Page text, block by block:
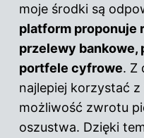
moje środki są
platform proponuje
przelewy bankowe,
portfele cyfrowe. Z
najlepiej korzystać
możliwość zwrotu
oszustwa. Dzięki